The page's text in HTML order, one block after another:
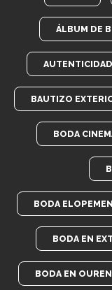
ÁLBUM DE
AUTENTICIDAD
BAUTIZO
BODA
BODA
BODA EN
BODA EN